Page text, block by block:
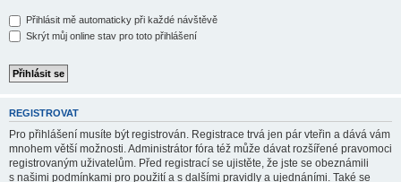
Přihlásit mě automaticky při každé návštěvě
Skrýt můj online stav pro toto přihlášení
REGISTROVAT
Pro přihlášení musíte být registrován. Registrace trvá jen pár vteřin a dává vám
mnohem větší možnosti. Administrátor fóra též může dávat rozšířené pravomoci
registrovaným uživatelům. Před registrací se ujistěte, že jste se obeznámili
s našimi podmínkami pro použití a s dalšími pravidly a ujednáními. Také se